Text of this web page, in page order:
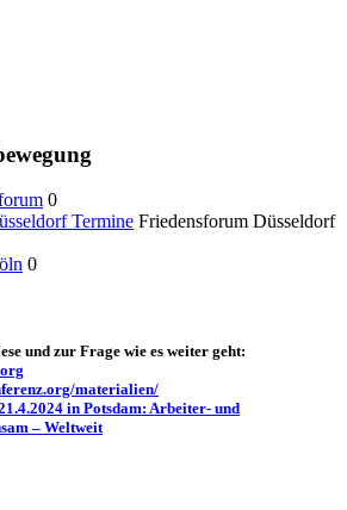
0
Termine Friedensforum Düsseldorf
0
und zur Frage wie es weiter geht:
materialien/
in Potsdam: Arbeiter- und
– Weltweit